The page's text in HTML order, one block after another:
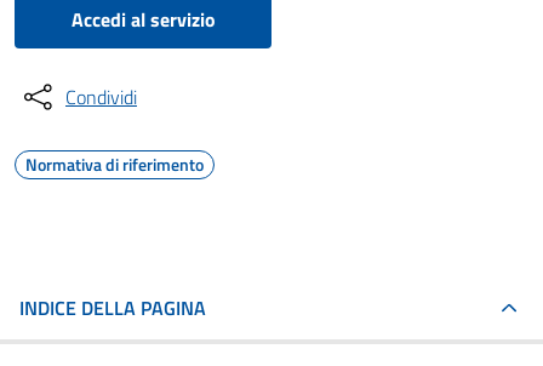
Accedi al servizio
Condividi
Normativa di riferimento
INDICE DELLA PAGINA